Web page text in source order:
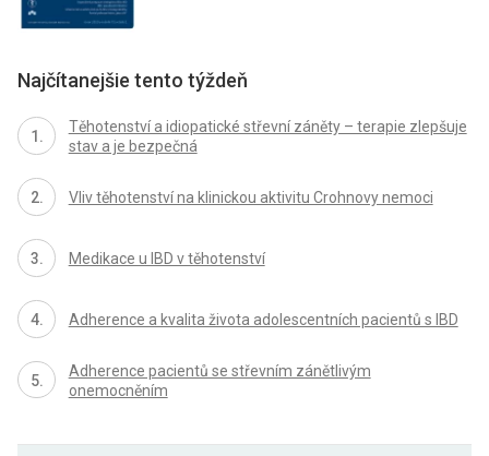
Najčítanejšie tento týždeň
Těhotenství a idiopatické střevní záněty – terapie zlepšuje
stav a je bezpečná
Vliv těhotenství na klinickou aktivitu Crohnovy nemoci
Medikace u IBD v těhotenství
Adherence a kvalita života adolescentních pacientů s IBD
Adherence pacientů se střevním zánětlivým
onemocněním